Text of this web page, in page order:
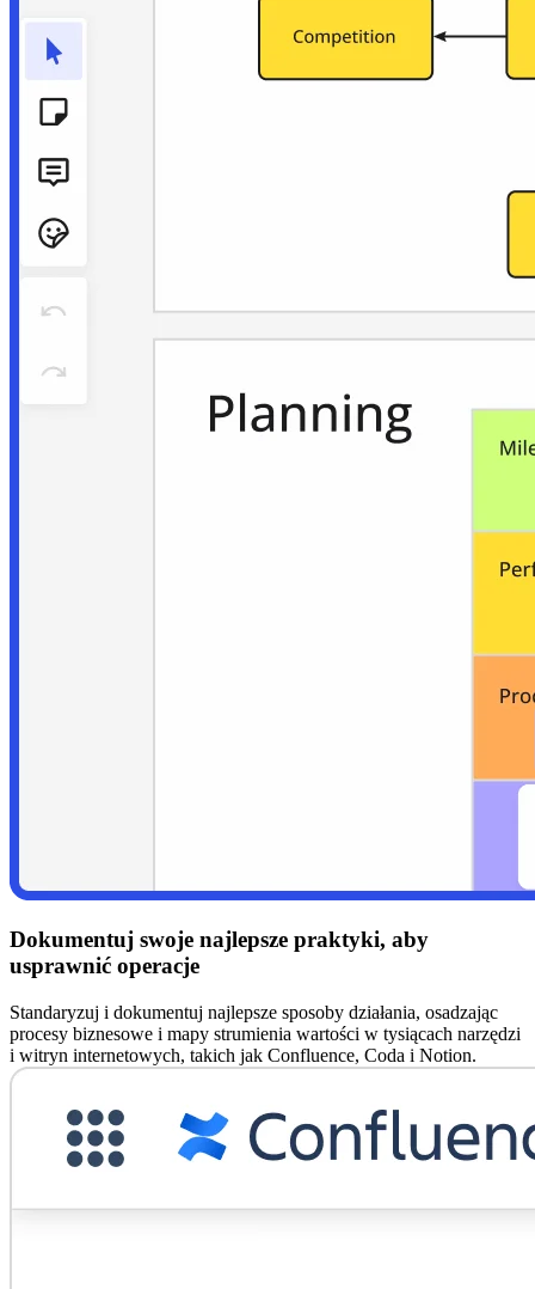
Dokumentuj swoje najlepsze praktyki, aby
usprawnić operacje
Standaryzuj i dokumentuj najlepsze sposoby działania, osadzając
procesy biznesowe i mapy strumienia wartości w tysiącach narzędzi
i witryn internetowych, takich jak Confluence, Coda i Notion.